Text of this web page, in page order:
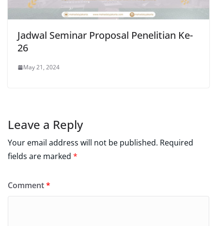
Jadwal Seminar Proposal Penelitian Ke-
26
May 21, 2024
Leave a Reply
Your email address will not be published. Required
fields are marked *
Comment*